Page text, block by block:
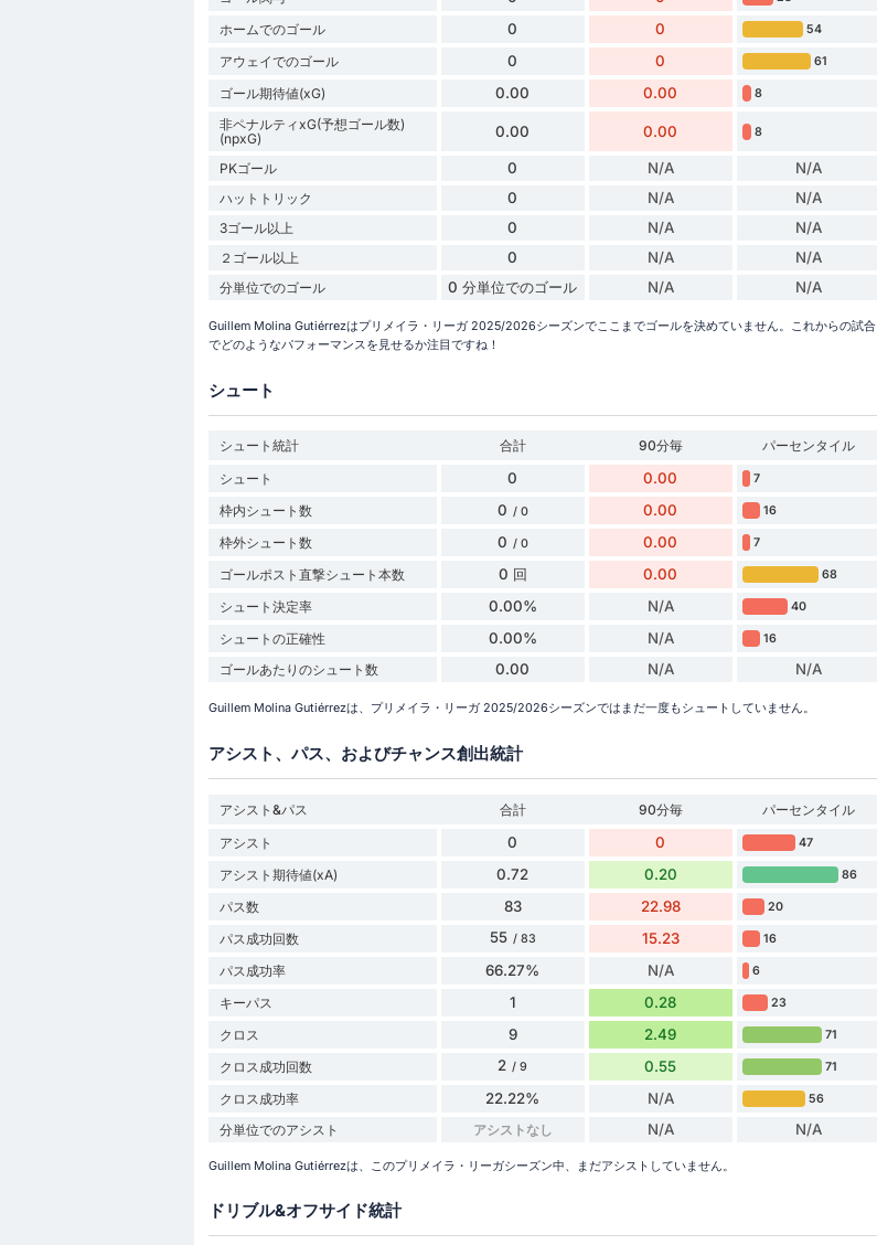
ホームでのゴール 0 0 54
アウェイでのゴール 0 0 61
ゴール期待値(xG) 0.00 0.00 8
非ペナルティxG(予想ゴール数)
(npxG)
0.00 0.00 8
PKゴール 0 N/A N/A
ハットトリック 0 N/A N/A
3ゴール以上 0 N/A N/A
２ゴール以上 0 N/A N/A
分単位でのゴール 0 分単位でのゴール N/A N/A
Guillem Molina Gutiérrezはプリメイラ・リーガ 2025/2026シーズンでここまでゴールを決めていません。これからの試合
でどのようなパフォーマンスを見せるか注目ですね！
シュート
シュート統計 合計 90分毎
パーセンタイル
シュート
0 0.00 7
枠内シュート数 0 / 0 0.00 16
枠外シュート数 0 / 0 0.00 7
ゴールポスト直撃シュート本数 0 回 0.00 68
シュート決定率 0.00% N/A 40
シュートの正確性 0.00% N/A 16
ゴールあたりのシュート数 0.00 N/A N/A
Guillem Molina Gutiérrezは、プリメイラ・リーガ 2025/2026シーズンではまだ一度もシュートしていません。
アシスト、パス、およびチャンス創出統計
アシスト&パス 合計 90分毎
パーセンタイル
アシスト
0 0 47
アシスト期待値(xA) 0.72 0.20 86
パス数 83 22.98 20
パス成功回数 55 / 83 15.23 16
パス成功率 66.27% N/A 6
キーパス 1 0.28 23
クロス 9 2.49 71
クロス成功回数 2 / 9 0.55 71
クロス成功率 22.22% N/A 56
分単位でのアシスト アシストなし N/A N/A
Guillem Molina Gutiérrezは、このプリメイラ・リーガシーズン中、まだアシストしていません。
ドリブル&オフサイド統計